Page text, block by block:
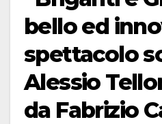
bello ed
spettacolo
Alessio
da Fabrizio